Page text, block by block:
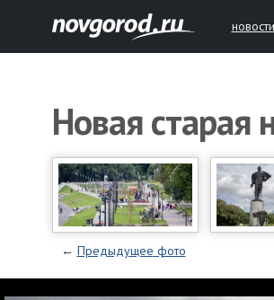
новости
Новая старая
← Предыдущее фото